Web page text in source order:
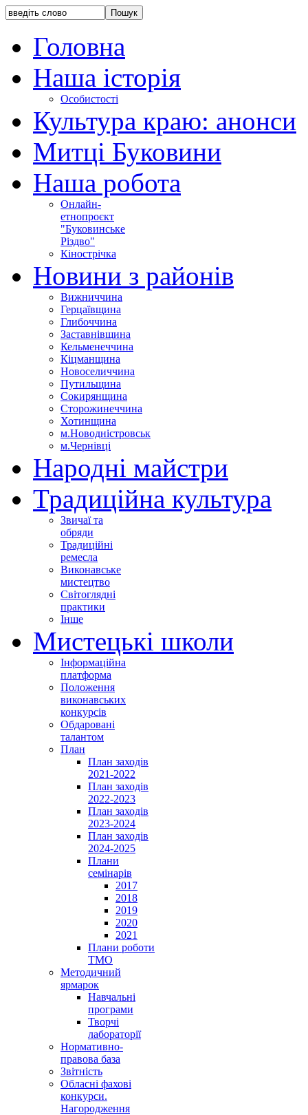
Головна
Наша історія
Особистості
Культура краю: анонси
Митці Буковини
Наша робота
Онлайн-
етнопроєкт
"Буковинське
Різдво"
Кінострічка
Новини з районів
Вижниччина
Герцаївщина
Глибоччина
Заставнівщина
Кельменеччина
Кіцманщина
Новоселиччина
Путильщина
Сокирянщина
Сторожинеччина
Хотинщина
м.Новодністровськ
м.Чернівці
Народні майстри
Традиційна культура
Звичаї та
обряди
Традиційні
ремесла
Виконавське
мистецтво
Світоглядні
практики
Інше
Мистецькі школи
Інформаційна
платформа
Положення
виконавських
конкурсів
Обдаровані
талантом
План
План заходів
2021-2022
План заходів
2022-2023
План заходів
2023-2024
План заходів
2024-2025
Плани
семінарів
2017
2018
2019
2020
2021
Плани роботи
ТМО
Методичний
ярмарок
Навчальні
програми
Творчі
лабораторії
Нормативно-
правова база
Звітність
Обласні фахові
конкурси.
Нагородження